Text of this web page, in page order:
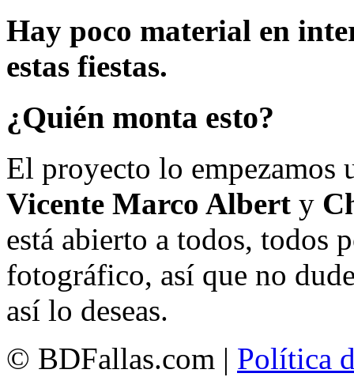
Hay poco material en
estas fiestas.
¿Quién monta esto?
El proyecto lo empezamos
Vicente Marco Albert y
está abierto a todos, todos
fotográfico, así que no
así lo deseas.
© BDFallas.com | Política